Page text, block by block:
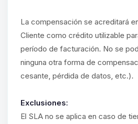
La compensación se acreditará
Cliente como crédito utilizable
período de facturación. No se
ninguna otra forma de
cesante, pérdida de datos, etc.).
Exclusiones:
El SLA no se aplica en caso de